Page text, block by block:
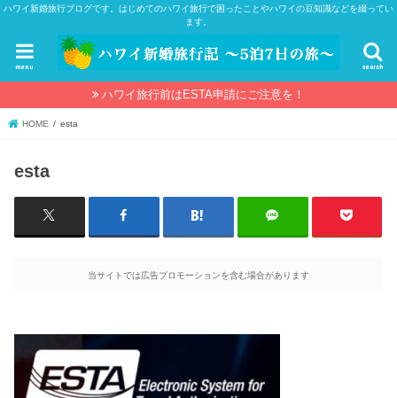
ハワイ新婚旅行ブログです。はじめてのハワイ旅行で困ったことやハワイの豆知識などを綴ってい
ます。
search
menu
ハワイ旅行前はESTA申請にご注意を！
HOME esta
esta
当サイトでは広告プロモーションを含む場合があります